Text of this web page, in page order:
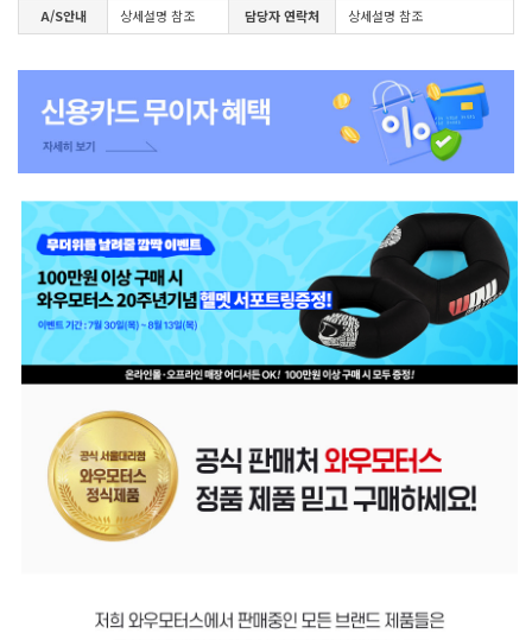
A/S안내 상세설명 참조 담당자 연락처 상세설명 참조